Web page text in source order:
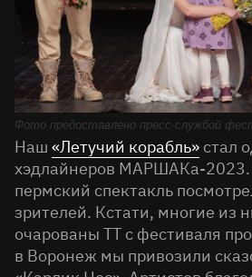
Фото предоставлено пресс-службой
Наш «Летучий корабль» стал
хэдлайнеров МАРШАКа-2023.
пермский спектакль
зрителей. Кстати, многие из
очарованы ТТ с фестиваля
в Воронеж мы привозили